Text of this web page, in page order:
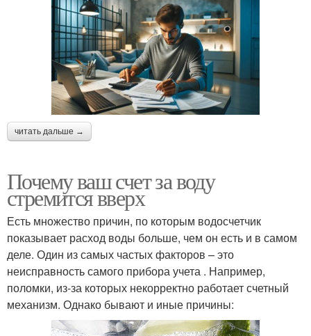
читать дальше →
Почему ваш счет за воду
стремится вверх
Есть множество причин, по которым водосчетчик
показывает расход воды больше, чем он есть и в самом
деле. Один из самых частых факторов – это
неисправность самого прибора учета . Например,
поломки, из-за которых некорректно работает счетный
механизм. Однако бывают и иные причины: